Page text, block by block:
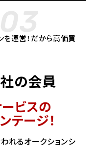
運営！だから高価買
社の会員
ビスの
テージ！
れるオークションシ